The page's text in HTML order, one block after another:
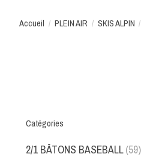
Accueil / PLEIN AIR / SKIS ALPIN /
Catégories
2/1 BÂTONS BASEBALL (59)